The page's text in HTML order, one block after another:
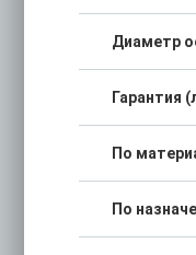
Диаметр
Гарантия
По
По